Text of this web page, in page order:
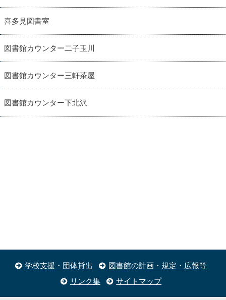
喜多見図書室
図書館カウンター二子玉川
図書館カウンター三軒茶屋
図書館カウンター下北沢
学校支援・団体貸出
図書館の計画・規定・広報等
リンク集
サイトマップ